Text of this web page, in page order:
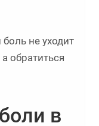
не уходит
обратиться
в